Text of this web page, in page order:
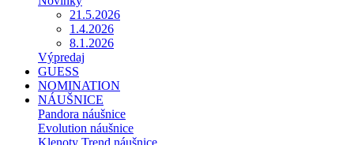
21.5.2026
1.4.2026
8.1.2026
Výpredaj
GUESS
NOMINATION
NÁUŠNICE
Pandora náušnice
Evolution náušnice